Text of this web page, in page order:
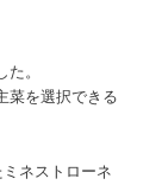
た。
菜を選択できる
ネストローネ